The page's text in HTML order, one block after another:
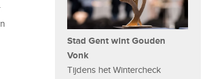
Stad Gent wint Gouden
Vonk
Tijdens het Wintercheck